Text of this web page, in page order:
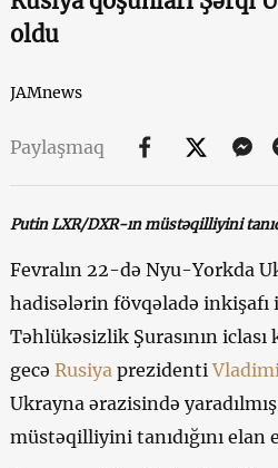
oldu
JAMnews
Paylaşmaq
PutinLXR/DXR-ınmüstəqilliyini tanı
Fevralın 22-də Nyu-Yorkda
hadisələrin fövqəladə inkişafı
Təhlükəsizlik Şurasının
gecə Rusiya prezidenti
Ukrayna ərazisində
müstəqilliyini tanıdığını elan